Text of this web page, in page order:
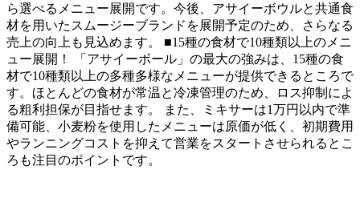
ら選べるメニュー展開です。今後、アサイーボウルと共通食
材を用いたスムージーブランドを展開予定のため、さらなる
売上の向上も見込めます。 ■15種の食材で10種類以上のメニ
ュー展開！ 「アサイーボール」の最大の強みは、15種の食
材で10種類以上の多種多様なメニューが提供できるところで
す。ほとんどの食材が常温と冷凍管理のため、ロス抑制によ
る粗利担保が目指せます。 また、ミキサーは1万円以内で準
備可能、小麦粉を使用したメニューは原価が低く、初期費用
やランニングコストを抑えて営業をスタートさせられるとこ
ろも注目のポイントです。